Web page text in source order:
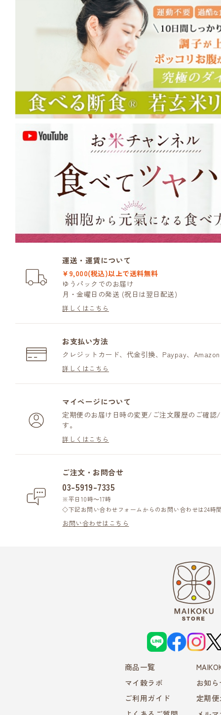
運送・運賃について
¥9,000(税込)以上で送料無料
ゆうパックでのお届け
月・金曜日の発送 (祝日は翌日配送)
詳しくはこちら
お支払い方法
クレジットカード、代金引換、Paypay、
詳しくはこちら
マイページについて
定期便のお届け日時の変更/ご注文履歴のご確
す。
詳しくはこちら
ご注文・お問合せ
03-5919-7335
※平日10時～17時
◇下記お問い合わせフォームからのお問い合わせは24時
お問い合わせはこちら
L
N
f
a
c
i
n
s
X
商品一覧
マイ穀ラボ
お知ら
ご利用ガイド
定期